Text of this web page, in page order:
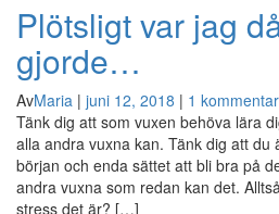
Plötsligt var jag
gjorde…
AvMaria | juni 12, 2018 | 1 kommentar
Tänk dig att som vuxen behöva lära
alla andra vuxna kan. Tänk dig att du
början och enda sättet att bli bra på
andra vuxna som redan kan det.
stress det är? […]